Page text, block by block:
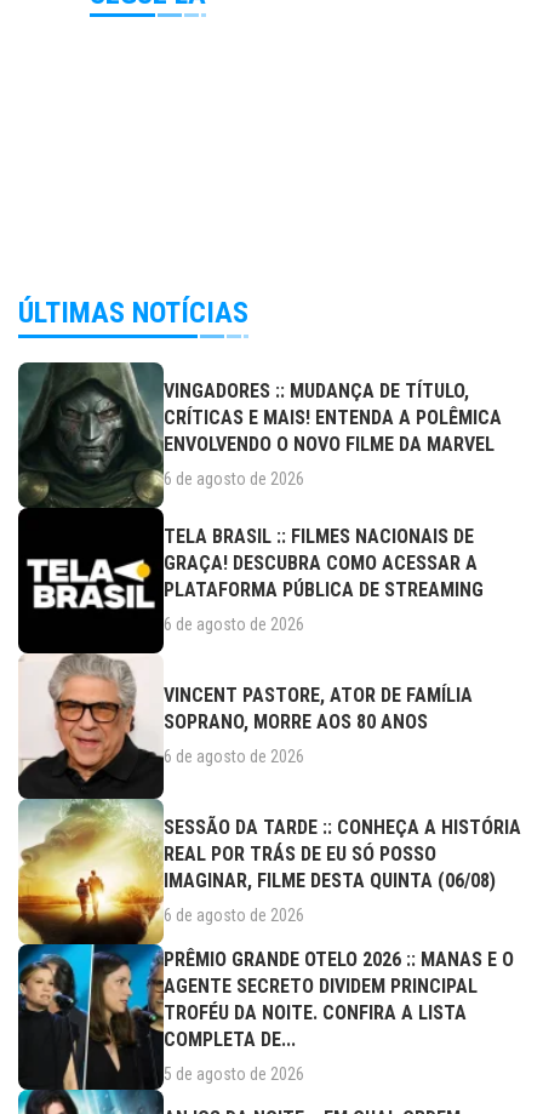
ÚLTIMAS NOTÍCIAS
VINGADORES :: MUDANÇA DE TÍTULO,
CRÍTICAS E MAIS! ENTENDA A POLÊMICA
ENVOLVENDO O NOVO FILME DA MARVEL
6 de agosto de 2026
TELA BRASIL :: FILMES NACIONAIS DE
GRAÇA! DESCUBRA COMO ACESSAR A
PLATAFORMA PÚBLICA DE STREAMING
6 de agosto de 2026
VINCENT PASTORE, ATOR DE FAMÍLIA
SOPRANO, MORRE AOS 80 ANOS
6 de agosto de 2026
SESSÃO DA TARDE :: CONHEÇA A HISTÓRIA
REAL POR TRÁS DE EU SÓ POSSO
IMAGINAR, FILME DESTA QUINTA (06/08)
6 de agosto de 2026
PRÊMIO GRANDE OTELO 2026 :: MANAS E O
AGENTE SECRETO DIVIDEM PRINCIPAL
TROFÉU DA NOITE. CONFIRA A LISTA
COMPLETA DE...
5 de agosto de 2026